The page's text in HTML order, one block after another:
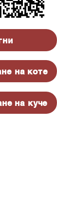
на коте
на куче